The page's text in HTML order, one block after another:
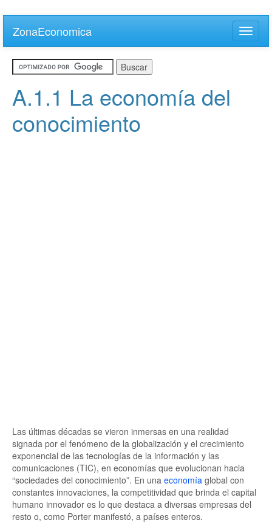
main
content
ZonaEconomica
Toggle
A.1.1 La economía del
conocimiento
Las últimas décadas se vieron inmersas en una realidad
signada por el fenómeno de la globalización y el crecimiento
exponencial de las tecnologías de la información y las
comunicaciones (TIC), en economías que evolucionan hacia
“sociedades del conocimiento”. En una economía global con
constantes innovaciones, la competitividad que brinda el capital
humano innovador es lo que destaca a diversas empresas del
resto o, como Porter manifestó, a países enteros.